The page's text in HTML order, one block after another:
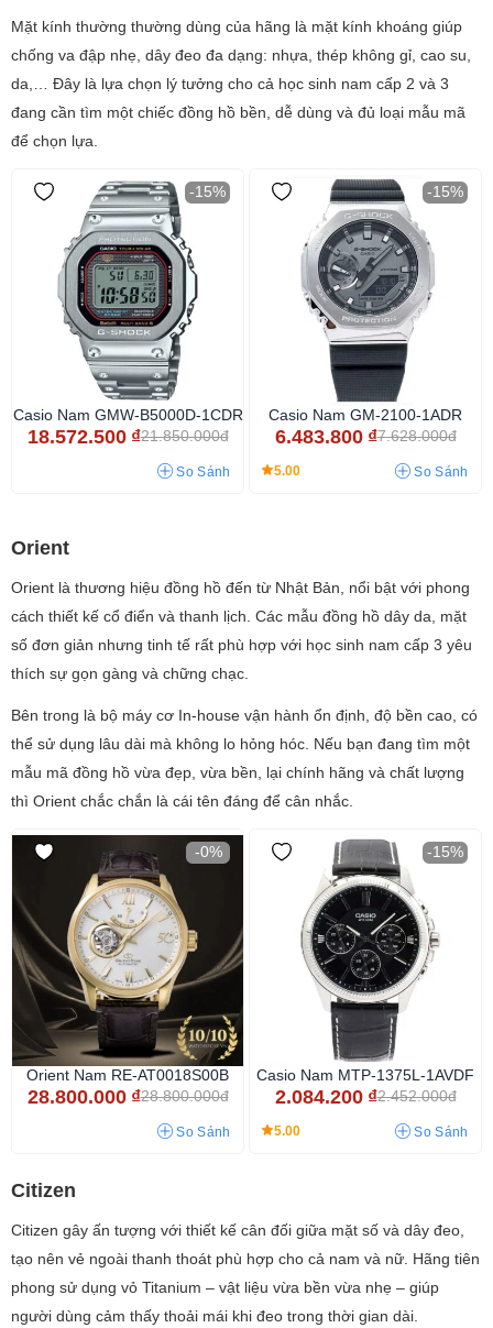
Mặt kính thường thường dùng của hãng là mặt kính khoáng giúp
chống va đập nhẹ, dây đeo đa dạng: nhựa, thép không gỉ, cao su,
da,… Đây là lựa chọn lý tưởng cho cả học sinh nam cấp 2 và 3
đang cần tìm một chiếc đồng hồ bền, dễ dùng và đủ loại mẫu mã
để chọn lựa.
-15%
Casio Nam GMW-B5000D-1CDR
18.572.500 ₫21.850.000đ
So Sánh
-15%
Casio Nam GM-2100-1ADR
6.483.800 ₫7.628.000đ
5.00 So Sánh
Orient
Orient là thương hiệu đồng hồ đến từ Nhật Bản, nổi bật với phong
cách thiết kế cổ điển và thanh lịch. Các mẫu đồng hồ dây da, mặt
số đơn giản nhưng tinh tế rất phù hợp với học sinh nam cấp 3 yêu
thích sự gọn gàng và chững chạc.
Bên trong là bộ máy cơ In-house vận hành ổn định, độ bền cao, có
thể sử dụng lâu dài mà không lo hỏng hóc. Nếu bạn đang tìm một
mẫu mã đồng hồ vừa đẹp, vừa bền, lại chính hãng và chất lượng
thì Orient chắc chắn là cái tên đáng để cân nhắc.
-0%
Orient Nam RE-AT0018S00B
28.800.000 ₫28.800.000đ
So Sánh
-15%
Casio Nam MTP-1375L-1AVDF
2.084.200 ₫2.452.000đ
5.00 So Sánh
Citizen
Citizen gây ấn tượng với thiết kế cân đối giữa mặt số và dây đeo,
tạo nên vẻ ngoài thanh thoát phù hợp cho cả nam và nữ. Hãng tiên
phong sử dụng vỏ Titanium – vật liệu vừa bền vừa nhẹ – giúp
người dùng cảm thấy thoải mái khi đeo trong thời gian dài.